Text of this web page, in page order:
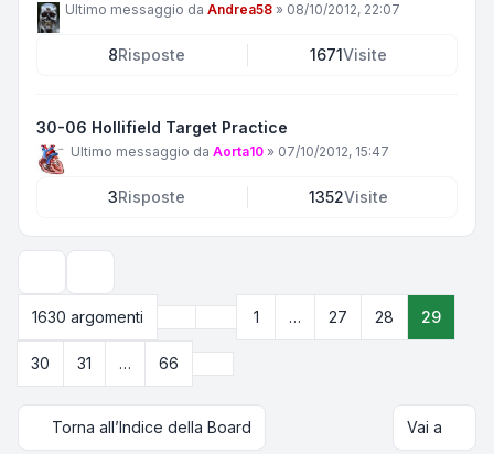
Ultimo messaggio da Andrea58 » 08/10/2012, 22:07
8Risposte 1671Visite
30-06 Hollifield Target Practice
Ultimo messaggio da Aorta10 » 07/10/2012, 15:47
3Risposte 1352Visite
1630 argomenti
Pagina29 di
Precedente
1 … 27 28 29
30 31 … 66
Torna all’Indice della Board Vai a